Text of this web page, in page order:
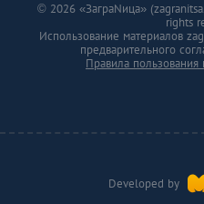
Developed by
© 2026 «ЗаграNица»
rights
Использование материалов
предварительного
Правила пользования